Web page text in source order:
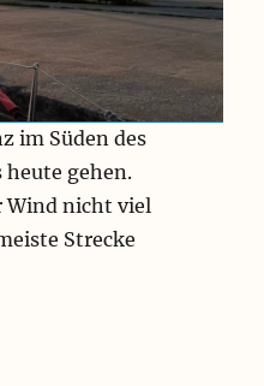
im Süden des
heute gehen.
Wind nicht viel
Strecke